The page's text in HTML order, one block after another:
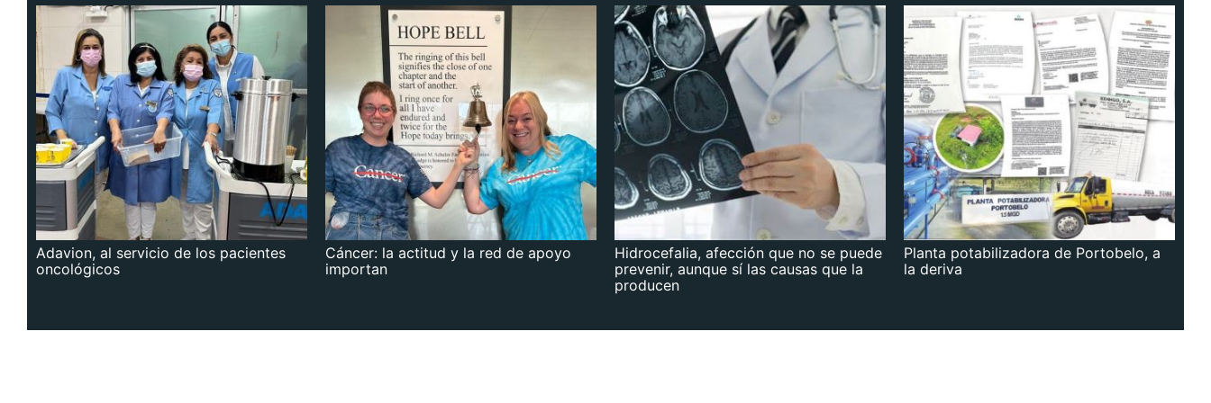
Adavion, al servicio de los pacientes
oncológicos
Cáncer: la actitud y la red de apoyo
importan
Hidrocefalia, afección que no se puede
prevenir, aunque sí las causas que la
producen
Planta potabilizadora de Portobelo, a
la deriva